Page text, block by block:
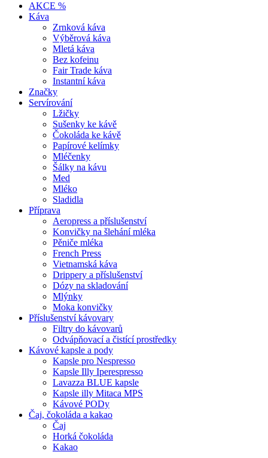
AKCE %
Káva
Zrnková káva
Výběrová káva
Mletá káva
Bez kofeinu
Fair Trade káva
Instantní káva
Značky
Servírování
Lžičky
Sušenky ke kávě
Čokoláda ke kávě
Papírové kelímky
Mléčenky
Šálky na kávu
Med
Mléko
Sladidla
Příprava
Aeropress a příslušenství
Konvičky na šlehání mléka
Pěniče mléka
French Press
Vietnamská káva
Drippery a příslušenství
Dózy na skladování
Mlýnky
Moka konvičky
Příslušenství kávovary
Filtry do kávovarů
Odvápňovací a čistící prostředky
Kávové kapsle a pody
Kapsle pro Nespresso
Kapsle Illy Iperespresso
Lavazza BLUE kapsle
Kapsle illy Mitaca MPS
Kávové PODy
Čaj, čokoláda a kakao
Čaj
Horká čokoláda
Kakao